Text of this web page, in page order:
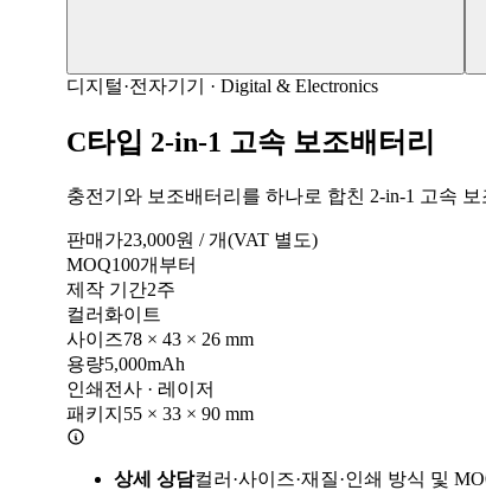
디지털·전자기기 · Digital & Electronics
C타입 2-in-1 고속 보조배터리
충전기와 보조배터리를 하나로 합친 2-in-1 고속
판매가23,000원 / 개(VAT 별도)
MOQ100개부터
제작 기간2주
컬러 화이트
사이즈78 × 43 × 26 mm
용량5,000mAh
인쇄 전사 · 레이저
패키지 55 × 33 × 90 mm
상세 상담컬러·사이즈·재질·인쇄 방식 및